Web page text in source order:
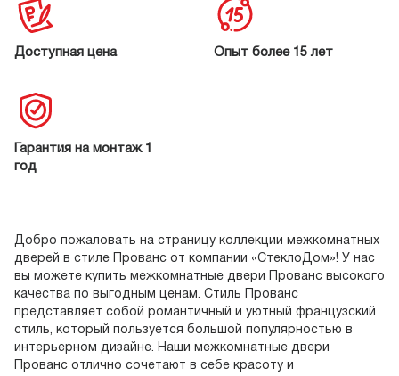
Доступная цена Опыт более 15 лет
Гарантия на монтаж 1
год
Добро пожаловать на страницу коллекции межкомнатных
дверей в стиле Прованс от компании «СтеклоДом»! У нас
вы можете купить межкомнатные двери Прованс высокого
качества по выгодным ценам. Стиль Прованс
представляет собой романтичный и уютный французский
стиль, который пользуется большой популярностью в
интерьерном дизайне. Наши межкомнатные двери
Прованс отлично сочетают в себе красоту и